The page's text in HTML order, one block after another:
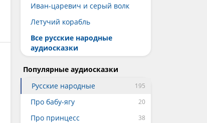
Иван-царевич и серый волк
Летучий корабль
Все русские народные
аудиосказки
Популярные аудиосказки
Русские народные
Про бабу-ягу
Про принцесс